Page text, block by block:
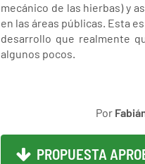
mecánico de las hierbas) y
en las áreas públicas. Esta
desarrollo que realmente
algunos pocos.
Por
PROPUESTA